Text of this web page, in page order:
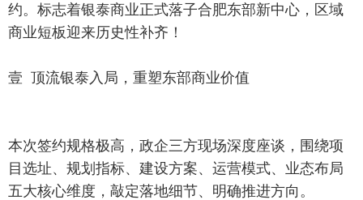
约。标志着银泰商业正式落子合肥东部新中心，区域
商业短板迎来历史性补齐！
壹 顶流银泰入局，重塑东部商业价值
本次签约规格极高，政企三方现场深度座谈，围绕项
目选址、规划指标、建设方案、运营模式、业态布局
五大核心维度，敲定落地细节、明确推进方向。